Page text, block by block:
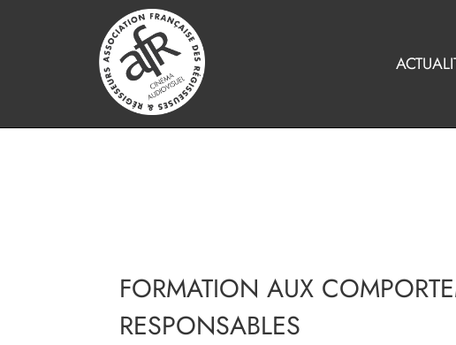
FORMATION AUX
RESPONSABLES